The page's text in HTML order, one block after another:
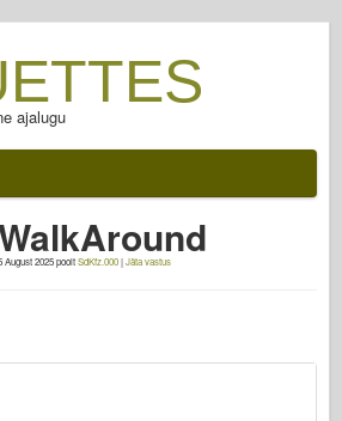
ajalugu
August 2025pooltSdKfz.000|Jäta vastus